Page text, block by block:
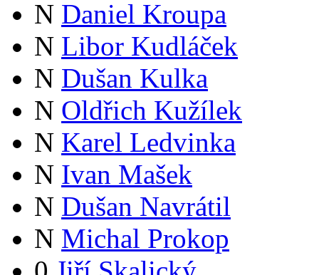
N Daniel Kroupa
N Libor Kudláček
N Dušan Kulka
N Oldřich Kužílek
N Karel Ledvinka
N Ivan Mašek
N Dušan Navrátil
N Michal Prokop